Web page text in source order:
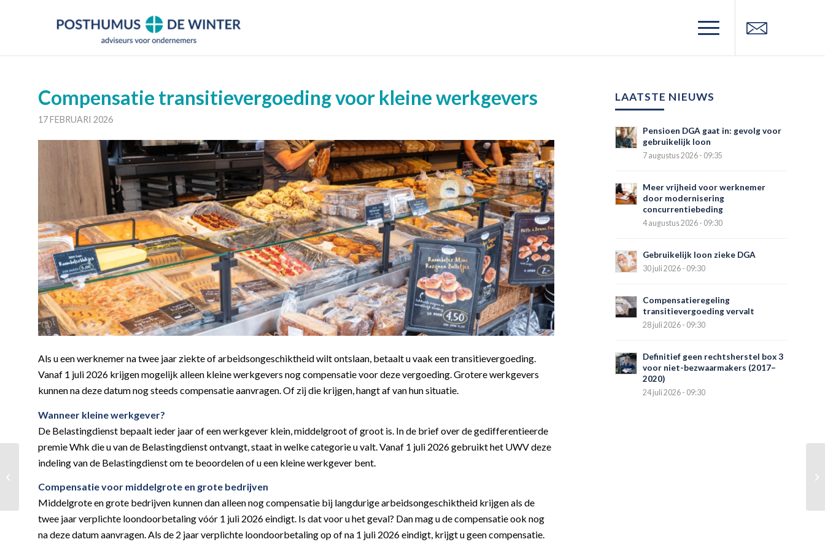
Compensatie transitievergoeding voor kleine werkgevers
17 FEBRUARI 2026
Als u een werknemer na twee jaar ziekte of arbeidsongeschiktheid wilt ontslaan, betaalt u vaak een transitievergoeding.
Vanaf 1 juli 2026 krijgen mogelijk alleen kleine werkgevers nog compensatie voor deze vergoeding. Grotere werkgevers
kunnen na deze datum nog steeds compensatie aanvragen. Of zij die krijgen, hangt af van hun situatie.
Wanneer kleine werkgever?
De Belastingdienst bepaalt ieder jaar of een werkgever klein, middelgroot of groot is. In de brief over de gedifferentieerde
premie Whk die u van de Belastingdienst ontvangt, staat in welke categorie u valt. Vanaf 1 juli 2026 gebruikt het UWV deze
indeling van de Belastingdienst om te beoordelen of u een kleine werkgever bent.
Compensatie voor middelgrote en grote bedrijven
Middelgrote en grote bedrijven kunnen dan alleen nog compensatie bij langdurige arbeidsongeschiktheid krijgen als de
twee jaar verplichte loondoorbetaling vóór 1 juli 2026 eindigt. Is dat voor u het geval? Dan mag u de compensatie ook nog
na deze datum aanvragen. Als de 2 jaar verplichte loondoorbetaling op of na 1 juli 2026 eindigt, krijgt u geen compensatie.
LAATSTE NIEUWS
Pensioen DGA gaat in: gevolg voor
gebruikelijk loon
7 augustus 2026 - 09:35
Meer vrijheid voor werknemer
door modernisering
concurrentiebeding
4 augustus 2026 - 09:30
Gebruikelijk loon zieke DGA
30 juli 2026 - 09:30
Compensatieregeling
transitievergoeding vervalt
28 juli 2026 - 09:30
Definitief geen rechtsherstel box 3
voor niet-bezwaarmakers (2017–
2020)
24 juli 2026 - 09:30
BTW-belaste verhuur
werkkamer en garage
ondanks enig